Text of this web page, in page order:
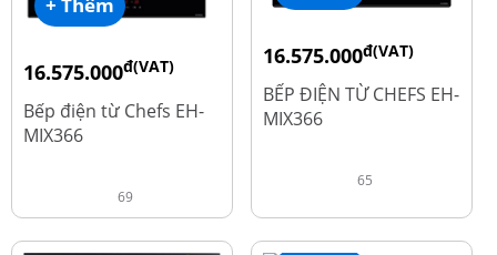
+ Thêm
16.575.000đ(VAT)
19.500.000
Bếp điện từ Chefs EH-
MIX366
69
16.575.000đ(VAT)
19.500.000
BẾP ĐIỆN TỪ CHEFS EH-
MIX366
65